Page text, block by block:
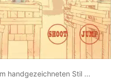
handgezeichneten Stil ...